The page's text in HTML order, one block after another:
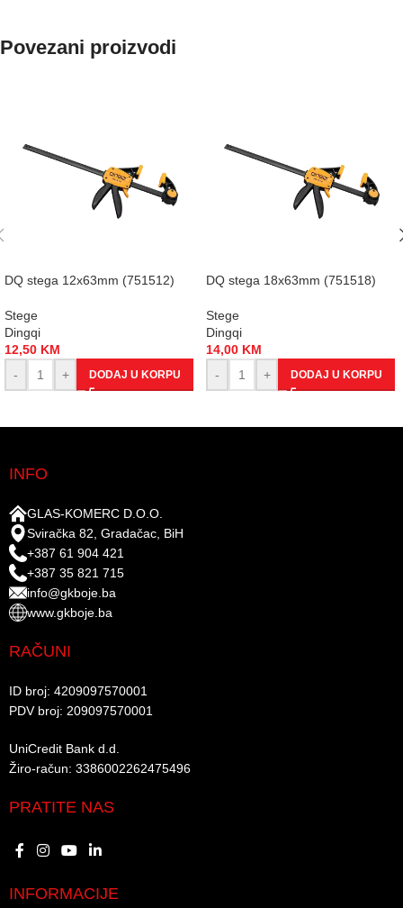
Povezani proizvodi
DQ stega 12x63mm (751512)
Stege
Dingqi
12,50 KM
-
+ DODAJ U KORPU
DQ stega 18x63mm (751518)
Stege
Dingqi
14,00 KM
-
+ DODAJ U KORPU
INFO
GLAS-KOMERC D.O.O.
Sviračka 82, Gradačac, BiH
+387 61 904 421
+387 35 821 715
info@gkboje.ba
www.gkboje.ba
RAČUNI
ID broj: 4209097570001​
PDV broj: 209097570001 ​
UniCredit Bank d.d.​
Žiro-račun: 3386002262475496​​
PRATITE NAS
INFORMACIJE